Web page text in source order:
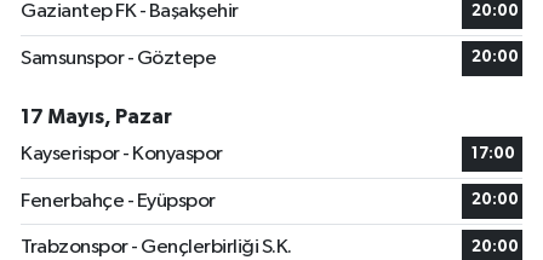
Gaziantep FK - Başakşehir 20:00
Samsunspor - Göztepe 20:00
17 Mayıs, Pazar
Kayserispor - Konyaspor
17:00
Fenerbahçe - Eyüpspor 20:00
Trabzonspor - Gençlerbirliği S.K. 20:00